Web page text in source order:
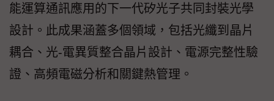
能運算通訊應用的下一代矽光子共同封裝光學
設計。此成果涵蓋多個領域，包括光纖到晶片
耦合、光-電異質整合晶片設計、電源完整性驗
證、高頻電磁分析和關鍵熱管理。